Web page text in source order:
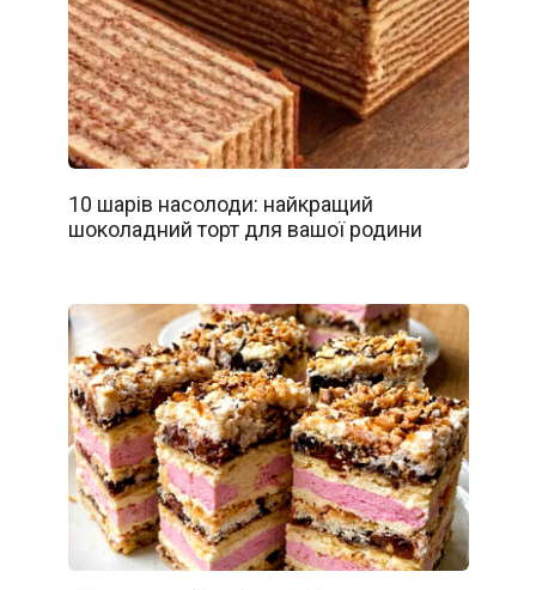
10 шарів насолоди: найкращий
шоколадний торт для вашої родини